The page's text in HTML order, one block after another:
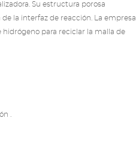
Su estructura porosa
la interfaz de reacción. La empresa
hidrógeno para reciclar la malla de